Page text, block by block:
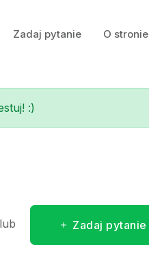
Zadaj pytanie O stronie
:)
lub Zadaj pytanie